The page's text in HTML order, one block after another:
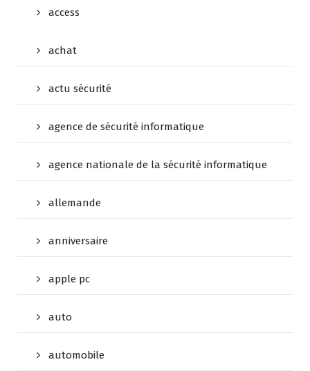
access
achat
actu sécurité
agence de sécurité informatique
agence nationale de la sécurité informatique
allemande
anniversaire
apple pc
auto
automobile